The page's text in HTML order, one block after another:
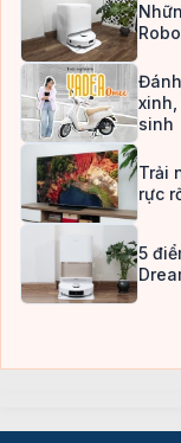
sinh
Trải
rực
5